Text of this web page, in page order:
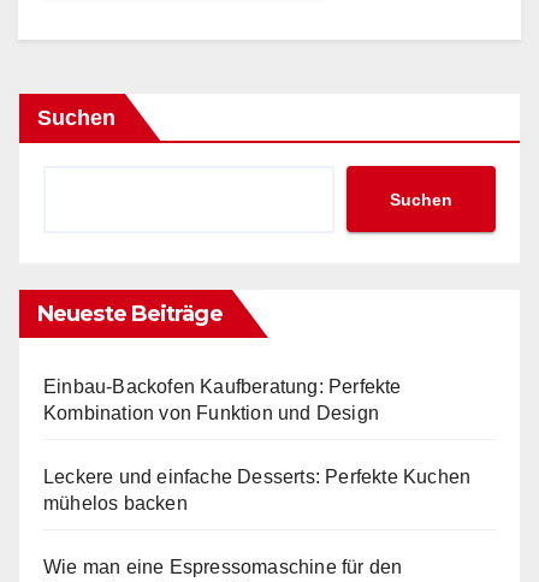
Suchen
Suchen
Neueste Beiträge
Einbau-Backofen Kaufberatung: Perfekte
Kombination von Funktion und Design
Leckere und einfache Desserts: Perfekte Kuchen
mühelos backen
Wie man eine Espressomaschine für den